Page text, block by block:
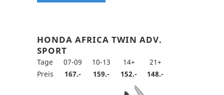
HONDA AFRICA TWIN ADV.
SPORT
Tage 07-09 10-13 14+
21+
Preis
167.- 159.- 152.- 148.-